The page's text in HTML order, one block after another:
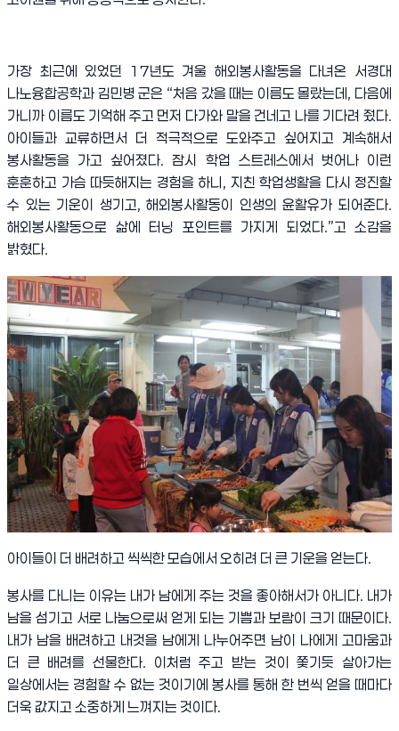
가장 최근에 있었던 17년도 겨울 해외봉사활동을 다녀온 서경대
나노융합공학과 김민병 군은 “처음 갔을 때는 이름도 몰랐는데 , 다음에
가니까 이름도 기억해 주고 먼저 다가와 말을 건네고 나를 기다려 줬다.
아이들과 교류하면서 더 적극적으로 도와주고 싶어지고 계속해서
봉사활동을 가고 싶어졌다.잠시 학업 스트레스에서 벗어나 이런
훈훈하고 가슴 따듯해지는 경험을 하니 , 지친 학업생활을 다시 정진할
수 있는 기운이 생기고,해외봉사활동이 인생의 윤활유가 되어준다.
해외봉사활동으로 삶에 터닝 포인트를 가지게 되었다.”고 소감을
밝혔다.
아이들이 더 배려하고 씩씩한 모습에서 오히려 더 큰 기운을 얻는다.
봉사를 다니는 이유는 내가 남에게 주는 것을 좋아해서가 아니다. 내가
남을 섬기고 서로 나눔으로써 얻게 되는 기쁨과 보람이 크기 때문이다.
내가 남을 배려하고 내것을 남에게 나누어주면 남이 나에게 고마움과
더 큰 배려를 선물한다. 이처럼 주고 받는 것이 쫓기듯 살아가는
일상에서는 경험할 수 없는 것이기에 봉사를 통해 한 번씩 얻을 때마다
더욱 값지고 소중하게 느껴지는 것이다.